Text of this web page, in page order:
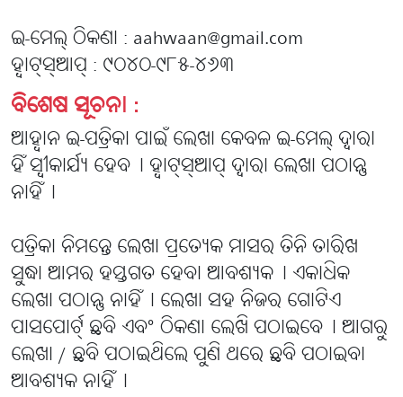
ଇ-ମେଲ୍ ଠିକଣା : aahwaan@gmail.com
ହ୍ବାଟ୍‌ସ୍‌ଆପ୍ : ୯୦୪୦-୯୮୫-୪୬୩
ବିଶେଷ ସୂଚନା :
ଆହ୍ବାନ ଇ-ପତ୍ରିକା ପାଇଁ ଲେଖା କେବଳ ଇ-ମେଲ୍ ଦ୍ବାରା
ହିଁ ସ୍ବୀକାର୍ଯ୍ୟ ହେବ୤ ହ୍ବାଟ୍‌ସ୍‌ଆପ୍ ଦ୍ବାରା ଲେଖା ପଠାନ୍ତୁ
ନାହିଁ୤
ପତ୍ରିକା ନିମନ୍ତେ ଲେଖା ପ୍ରତ୍ୟେକ ମାସର ତିନି ତାରିଖ
ସୁଦ୍ଧା ଆମର ହସ୍ତଗତ ହେବା ଆବଶ୍ୟକ୤ ଏକାଧିକ
ଲେଖା ପଠାନ୍ତୁ ନାହିଁ୤ ଲେଖା ସହ ନିଜର ଗୋଟିଏ
ପାସପୋର୍ଟ୍ ଛବି ଏବଂ ଠିକଣା ଲେଖି ପଠାଇବେ୤ ଆଗରୁ
ଲେଖା / ଛବି ପଠାଇଥିଲେ ପୁଣି ଥରେ ଛବି ପଠାଇବା
ଆବଶ୍ୟକ ନାହିଁ୤